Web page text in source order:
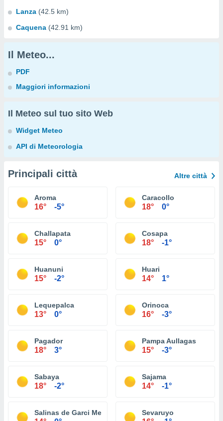
Lanza (42.5 km)
Caquena (42.91 km)
Il Meteo...
PDF
Maggiori informazioni
Il Meteo sul tuo sito Web
Widget Meteo
API di Meteorologia
Principali città Altre città
Aroma
16° -5°
Caracollo
18° 0°
Challapata
15° 0°
Cosapa
18° -1°
Huanuni
15° -2°
Huari
14° 1°
Lequepalca
13° 0°
Orinoca
16° -3°
Pagador
18° 3°
Pampa Aullagas
15° -3°
Sabaya
18° -2°
Sajama
14° -1°
Salinas de Garci Mendoza Sevaruyo